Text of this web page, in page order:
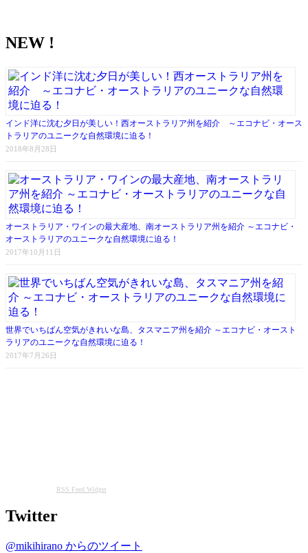
NEW !
インド洋に沈む夕日が美しい！西オーストラリア州を紹介 ～エコナビ・オース
トラリアのユニークな自然環境に迫る！
2018年8月28日
オーストラリア・ワインの最大産地、南オーストラリア州を紹介 ～エコナビ・
オーストラリアのユニークな自然環境に迫る！
2017年10月11日
世界でいちばん空気がきれいな島、タスマニア州を紹介 ～エコナビ・オースト
ラリアのユニークな自然環境に迫る！
2017年7月26日
RSS Feed Widget
Twitter
@mikihirano からのツイート